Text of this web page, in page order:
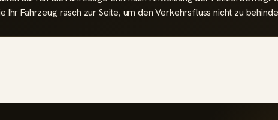
Ihr Fahrzeug rasch zur Seite, um den Verkehrsfluss nicht zu